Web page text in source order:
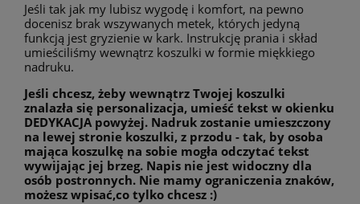
Jeśli tak jak my lubisz wygodę i komfort, na pewno
docenisz brak wszywanych metek, których jedyną
funkcją jest gryzienie w kark. Instrukcję prania i skład
umieściliśmy wewnątrz koszulki w formie miękkiego
nadruku.
Jeśli chcesz, żeby wewnątrz Twojej koszulki
znalazła się personalizacja, umieść tekst w okienku
DEDYKACJA powyżej. Nadruk zostanie umieszczony
na lewej stronie koszulki, z przodu - tak, by osoba
mająca koszulkę na sobie mogła odczytać tekst
wywijając jej brzeg. Napis nie jest widoczny dla
osób postronnych. Nie mamy ograniczenia znaków,
możesz wpisać,co tylko chcesz :)